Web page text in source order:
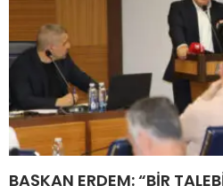
BAŞKAN ERDEM: “BİR